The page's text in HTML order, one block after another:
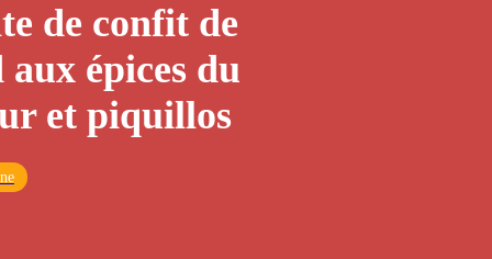
de confit de
épices du
et piquillos